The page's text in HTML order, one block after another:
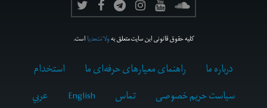
کلیه حقوق قانونی این سایت متعلق بهولانت‌مدیااست.
درباره ما راهنمای معیارهای حرفه‌ای ما
استخدام
سیاست حریم خصوصی
تماس English عربي